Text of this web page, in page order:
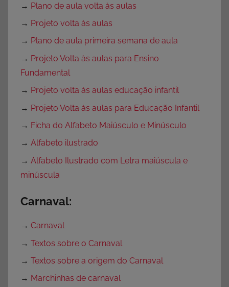
→ Plano de aula volta às aulas
→ Projeto volta às aulas
→ Plano de aula primeira semana de aula
→ Projeto Volta às aulas para Ensino
Fundamental
→ Projeto volta às aulas educação infantil
→ Projeto Volta às aulas para Educação Infantil
→ Ficha do Alfabeto Maiúsculo e Minúsculo
→ Alfabeto ilustrado
→ Alfabeto Ilustrado com Letra maiúscula e
minúscula
Carnaval:
→ Carnaval
→ Textos sobre o Carnaval
→ Textos sobre a origem do Carnaval
→ Marchinhas de carnaval